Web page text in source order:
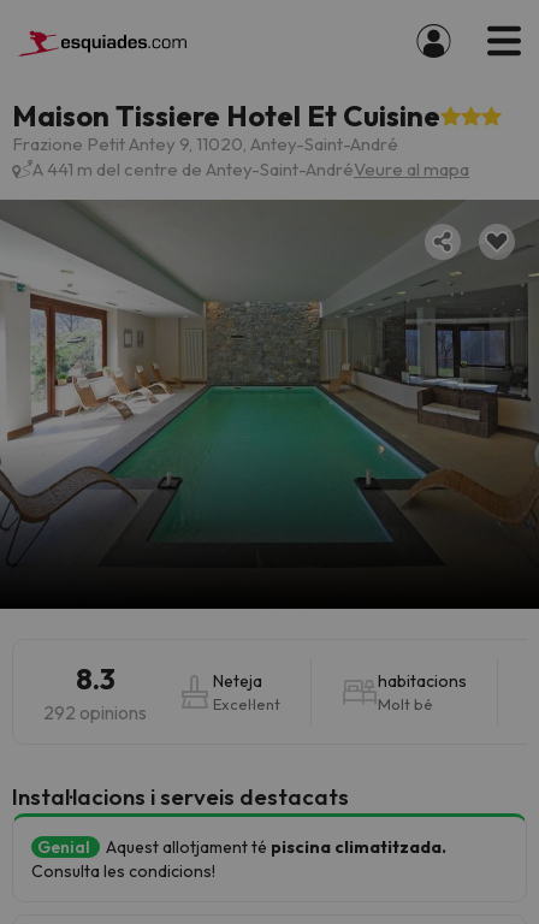
Maison Tissiere Hotel Et Cuisine
Frazione Petit Antey 9, 11020, Antey-Saint-André
A 441 m del centre de Antey-Saint-AndréVeure al mapa
8.3
292 opinions
Neteja
Excel·lent
habitacions
Molt bé
Instal·lacions i serveis destacats
Genial Aquest allotjament té piscina climatitzada.
Consulta les condicions!